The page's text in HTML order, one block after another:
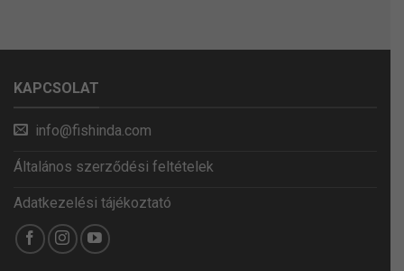
KAPCSOLAT
info@fishinda.com
Általános szerződési feltételek
Adatkezelési tájékoztató